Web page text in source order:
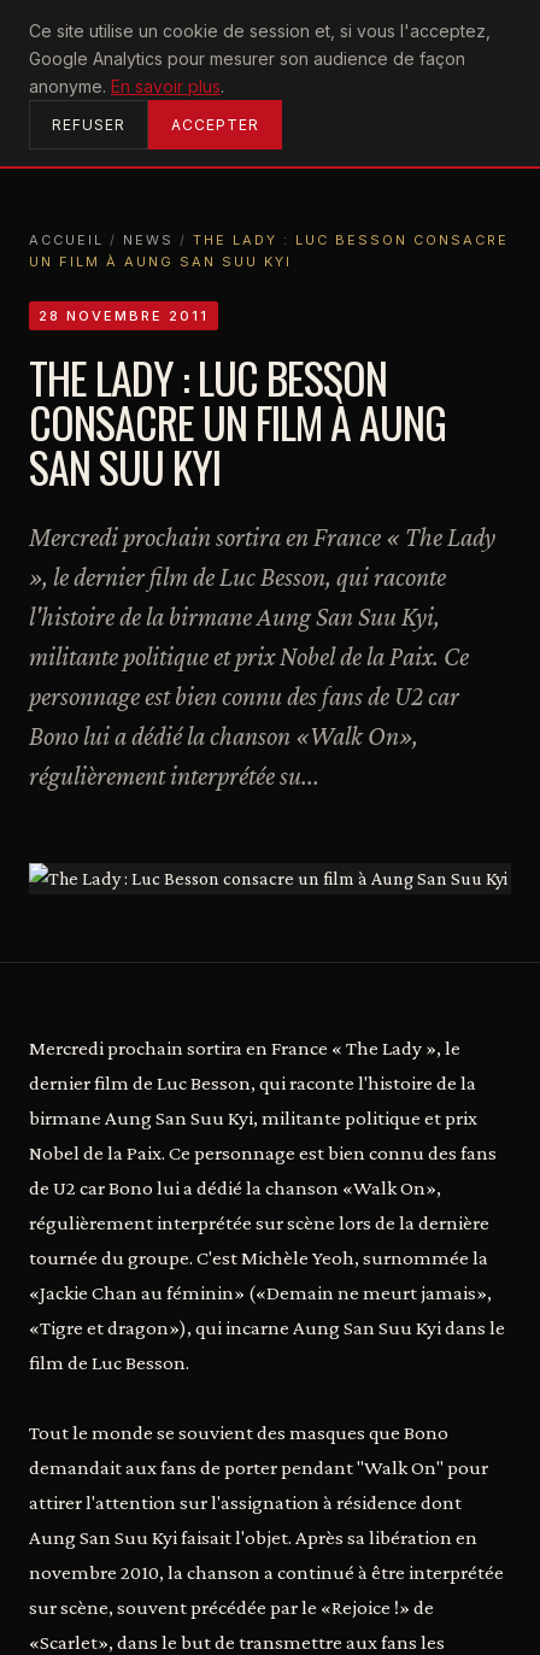
Ce site utilise un cookie de session et, si vous l'acceptez,
Google Analytics pour mesurer son audience de façon
anonyme. En savoir plus.
REFUSER ACCEPTER
U2achtung
ACCUEIL
ACCUEIL / NEWS / THE LADY : LUC BESSON CONSACRE
UN FILM À AUNG SAN SUU KYI
28 NOVEMBRE 2011
THE LADY : LUC BESSON
CONSACRE UN FILM À AUNG
SAN SUU KYI
Mercredi prochain sortira en France « The Lady
», le dernier film de Luc Besson, qui raconte
l'histoire de la birmane Aung San Suu Kyi,
militante politique et prix Nobel de la Paix. Ce
personnage est bien connu des fans de U2 car
Bono lui a dédié la chanson «Walk On»,
régulièrement interprétée su...
Mercredi prochain sortira en France « The Lady », le
dernier film de Luc Besson, qui raconte l'histoire de la
birmane Aung San Suu Kyi, militante politique et prix
Nobel de la Paix. Ce personnage est bien connu des fans
de U2 car Bono lui a dédié la chanson «Walk On»,
régulièrement interprétée sur scène lors de la dernière
tournée du groupe. C'est Michèle Yeoh, surnommée la
«Jackie Chan au féminin» («Demain ne meurt jamais»,
«Tigre et dragon»), qui incarne Aung San Suu Kyi dans le
film de Luc Besson.
Tout le monde se souvient des masques que Bono
demandait aux fans de porter pendant "Walk On" pour
attirer l'attention sur l'assignation à résidence dont
Aung San Suu Kyi faisait l'objet. Après sa libération en
novembre 2010, la chanson a continué à être interprétée
sur scène, souvent précédée par le «Rejoice !» de
«Scarlet», dans le but de transmettre aux fans les